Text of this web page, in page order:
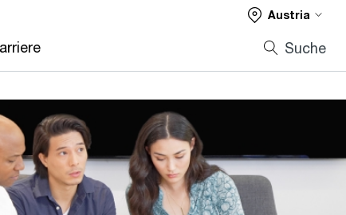
Austria
Suche